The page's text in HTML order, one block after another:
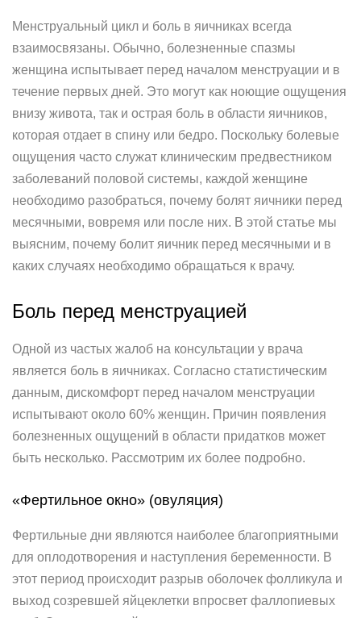
Менструальный цикл и боль в яичниках всегда
взаимосвязаны. Обычно, болезненные спазмы
женщина испытывает перед началом менструации и в
течение первых дней. Это могут как ноющие ощущения
внизу живота, так и острая боль в области яичников,
которая отдает в спину или бедро. Поскольку болевые
ощущения часто служат клиническим предвестником
заболеваний половой системы, каждой женщине
необходимо разобраться, почему болят яичники перед
месячными, вовремя или после них. В этой статье мы
выясним, почему болит яичник перед месячными и в
каких случаях необходимо обращаться к врачу.
Боль перед менструацией
Одной из частых жалоб на консультации у врача
является боль в яичниках. Согласно статистическим
данным, дискомфорт перед началом менструации
испытывают около 60% женщин. Причин появления
болезненных ощущений в области придатков может
быть несколько. Рассмотрим их более подробно.
«Фертильное окно» (овуляция)
Фертильные дни являются наиболее благоприятными
для оплодотворения и наступления беременности. В
этот период происходит разрыв оболочек фолликула и
выход созревшей яйцеклетки впросвет фаллопиевых